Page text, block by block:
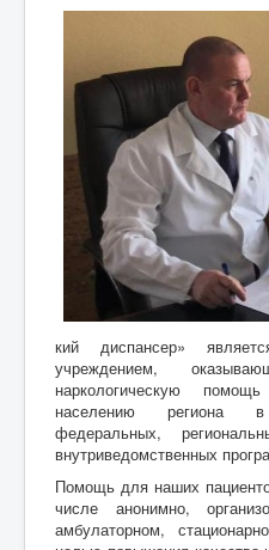
кий диспансер»
учреждением,
наркологическую
населению региона
федеральных,
внутриведомственных
Помощь для наших
числе анонимно,
амбулаторном,